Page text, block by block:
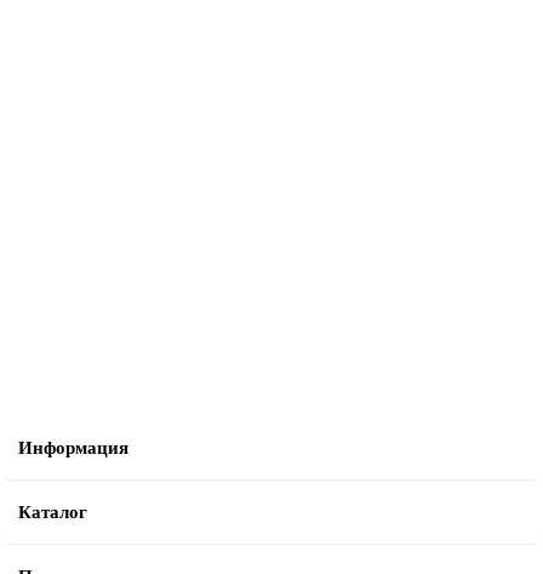
Информация
Каталог